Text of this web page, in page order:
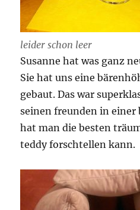
leider schon leer
Susanne hat was ganz
Sie hat uns eine
gebaut. Das war
seinen freunden in einer
hat man die besten
teddy forschtellen kann.